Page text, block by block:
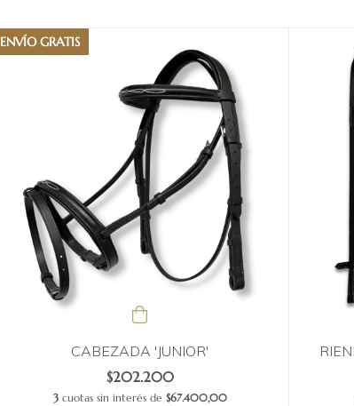
ENVÍO GRATIS
CABEZADA 'JUNIOR'
$202.200
3cuotas sin interés de $67.400,00